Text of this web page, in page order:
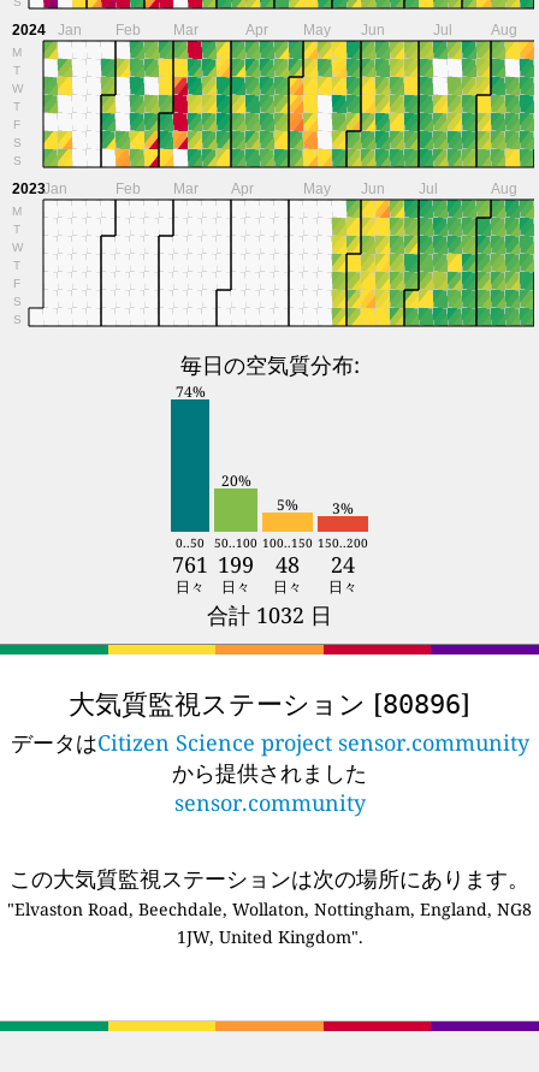
2024
M
T
W
T
F
S
S
Jan Feb Mar Apr May Jun Jul Aug
2023
M
T
W
T
F
S
S
Jan Feb Mar Apr May Jun Jul Aug
毎日の空気質分布:
74%
20%
5%
3%
0..50 50..100 100..150 150..200
761 199 48 24
日々 日々 日々 日々
合計 1032 日
大気質監視ステーション [80896]
データはCitizen Science project sensor.community
から提供されました
sensor.community
この大気質監視ステーションは次の場所にあります。
"Elvaston Road, Beechdale, Wollaton, Nottingham, England, NG8
1JW, United Kingdom".